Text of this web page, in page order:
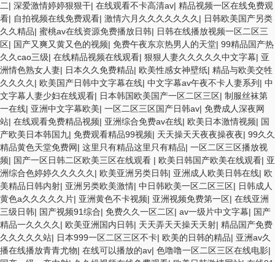
二| 深爱激情婷婷狠狠干| 在线观看不卡高清av| 精品视频一区在线免费观
看| 自拍视频在线免费观看| 激情六月久久久久久久久 | 日韩欧美国产另类
久久精品| 蜜桃av在线资源免费播放日韩| 日韩在线播放视频一区二区三
区| 国产又爽又黄又色的视频| 免费午夜东京热男人的天堂| 99精品国产热
久久cao三级| 在线精品视频在线观看| 狠狠人妻久久久久久中文字幕| 亚
洲情色熟女人妻| 日本久久免费精品| 欧美性感女神壁纸| 精品与欧美交牲
久久久久 | 欧美国产日韩中文字幕在线| 中文字幕av午夜不卡人妻系列 | 中
文字幕人妻少妇在线观看| 日本韩国欧美国产一区二区三区| 制服丝袜第
一在线| 亚洲中文字幕欧美| 一区二区三区国产日韩av| 免费成人深夜网
站| 在线观看免费精品视频| 亚洲综合免费av在线| 欧美日本激情视频| 国
产欧美日本韩国九| 免费观看精品99视频| 天天操天天夜夜操夜夜| 99久久
精品黄色天堂免费网| 这里只有精品这里只有精品| 一区二区三区播放视
频| 国产一区日韩二区欧美三区在线观看 | 欧美日韩国产欧美在线观看| 亚
洲综合色婷婷久久久久久 | 欧美亚洲另类日韩| 亚洲成人欧美日韩在线| 欧
美精品日韩内射| 亚洲另类欧美激情| 中日韩欧美一区二区三区| 日韩成人
黄色a久久久久久片| 亚洲黄色不卡视频| 亚洲视频免费第一区| 在线亚洲
三级日韩| 国产视频91综合| 免费久久一区二区| av一级片中文字幕| 国产
精品一久久久久 | 欧美亚洲国内日韩| 天天弄天天操天天射| 精品国产免费
久久久久久站| 日本999一区二区三区不卡| 欧美的日韩的精品| 亚洲av久
播在线播放青青尤物| 在线可以播放的av| 色噜噜一区二区三区在线电影|